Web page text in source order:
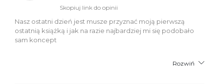
Skopiuj link do opinii
Nasz ostatni dzień jest musze przyznać moją pierwszą
ostatnią książką i jak na razie najbardziej mi się podobało
sam koncept
Rozwiń